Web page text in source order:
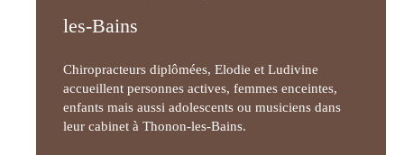
les-Bains
Chiropracteurs diplômées, Elodie et Ludivine
accueillent personnes actives, femmes enceintes,
enfants mais aussi adolescents ou musiciens dans
leur cabinet à Thonon-les-Bains.